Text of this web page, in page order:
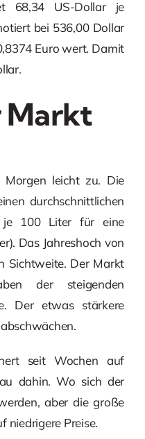
68,34 US-Dollar je
bei 536,00 Dollar
Euro wert. Damit
Markt
Morgen leicht zu. Die
durchschnittlichen
100 Liter für eine
Das Jahreshoch von
Sichtweite. Der Markt
der steigenden
Der etwas stärkere
seit Wochen auf
dahin. Wo sich der
aber die große
niedrigere Preise.